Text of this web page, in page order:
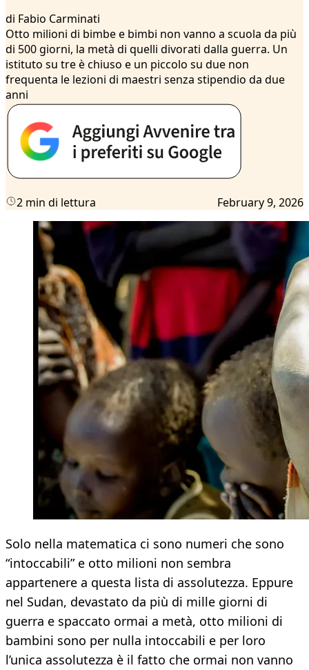
di Fabio Carminati
Otto milioni di bimbe e bimbi non vanno a scuola da più
di 500 giorni, la metà di quelli divorati dalla guerra. Un
istituto su tre è chiuso e un piccolo su due non
frequenta le lezioni di maestri senza stipendio da due
anni
2 min di lettura February 9, 2026
Solo nella matematica ci sono numeri che sono
“intoccabili” e otto milioni non sembra
appartenere a questa lista di assolutezza. Eppure
nel Sudan, devastato da più di mille giorni di
guerra e spaccato ormai a metà, otto milioni di
bambini sono per nulla intoccabili e per loro
l’unica assolutezza è il fatto che ormai non vanno